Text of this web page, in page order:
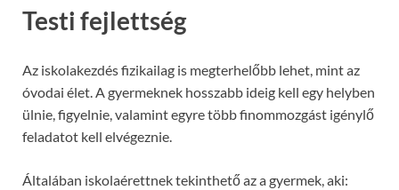
Testi fejlettség
Az iskolakezdés fizikailag is megterhelőbb lehet, mint az
óvodai élet. A gyermeknek hosszabb ideig kell egy helyben
ülnie, figyelnie, valamint egyre több finommozgást igénylő
feladatot kell elvégeznie.
Általában iskolaérettnek tekinthető az a gyermek, aki: